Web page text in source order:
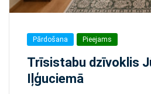
Pārdošana Pieejams
Trīsistabu dzīvoklis
Iļģuciemā